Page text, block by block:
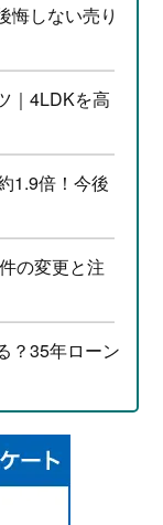
悔しない売り
｜4LDKを高
1.9倍！今後
の変更と注
？35年ローン